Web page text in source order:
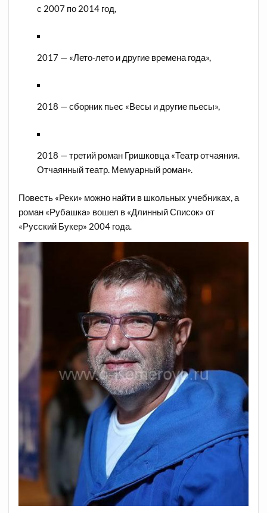
с 2007 по 2014 год,
2017 — «Лето-лето и другие времена года»,
2018 — сборник пьес «Весы и другие пьесы»,
2018 — третий роман Гришковца «Театр отчаяния.
Отчаянный театр. Мемуарный роман».
Повесть «Реки» можно найти в школьных учебниках, а
роман «Рубашка» вошел в «Длинный Список» от
«Русский Букер» 2004 года.